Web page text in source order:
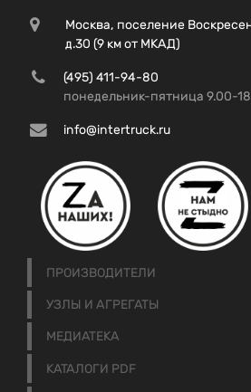
Москва, поселение
д.30 (9 км от МКАД)
(495) 411-94-80
понедельник-пятница 9.00-
info@intertruck.ru
ПРОИЗВОДИТЕЛИ
УЗЛЫ И АГРЕГАТЫ
МЕДИАТЕКА
КАТАЛОГИ PDF